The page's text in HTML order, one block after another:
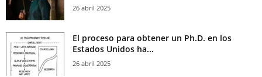
26 abril 2025
El proceso para obtener un Ph.D. en los
Estados Unidos ha...
26 abril 2025